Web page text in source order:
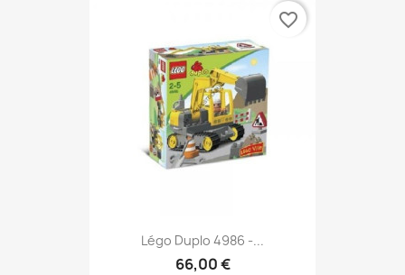
Légo Duplo 4986 -...
66,00 €
favorite_border